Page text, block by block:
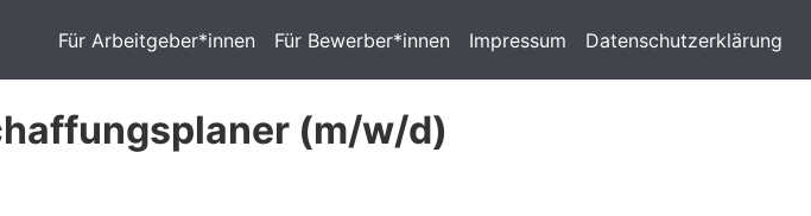
Für Arbeitgeber*innen Für Bewerber*innen Impressum Datenschutzerklärung
(m/w/d)